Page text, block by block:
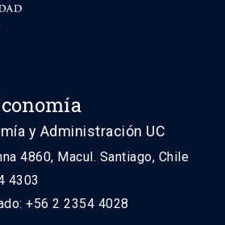
y Administración UC
4860, Macul. Santiago, Chile
4303
+56 2 2354 4028